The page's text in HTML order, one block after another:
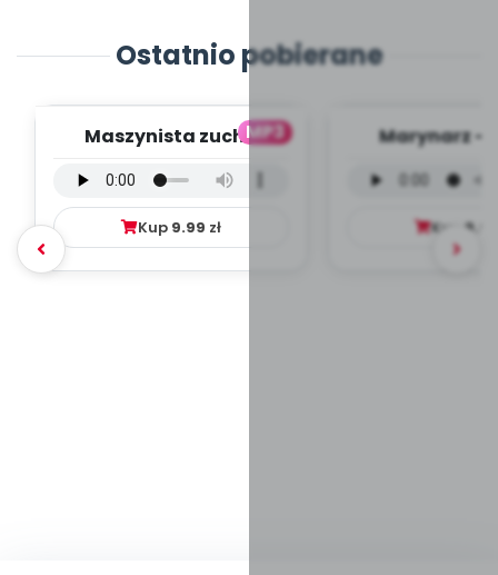
Ostatnio pobierane
MP3
Maszynista zuch -
mp3)
Kup 9.99 zł
Marynarz -
Kup 9.99